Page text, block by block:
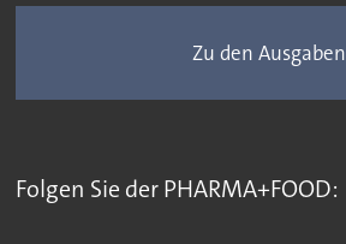
Zu den Ausgaben
Folgen Sie der PHARMA+FOOD: